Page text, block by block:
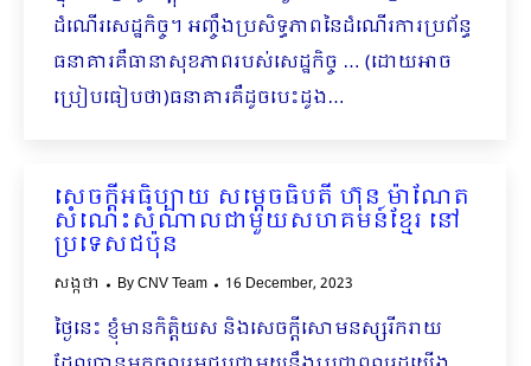
ដំណើរសេដ្ឋកិច្ច។ អញ្ចឹងប្រសិទ្ធភាពនៃដំណើរការប្រព័ន្ធ
ធនាគារគឺធានាសុខភាពរបស់សេដ្ឋកិច្ច … (ដោយអាច
ប្រៀបធៀបថា)ធនាគារគឺដូចបេះដូង…
សេចក្ដីអធិប្បាយ សម្ដេចធិបតី ហ៊ុន ម៉ាណែត
សំណេះសំណាលជាមួយសហគមន៍ខ្មែរ នៅ
ប្រទេសជប៉ុន
សង្កថា ByCNV Team 16 December, 2023
ថ្ងៃនេះ ខ្ញុំមានកិត្តិយស និងសេចក្ដីសោមនស្សរីករាយ